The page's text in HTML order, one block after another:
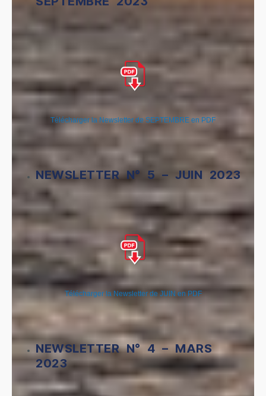
Télécharger la Newsletter de SEPTEMBRE en PDF
NEWSLETTER N° 5 – JUIN 2023
Télécharger la Newsletter de JUIN en PDF
NEWSLETTER N° 4 – MARS
2023